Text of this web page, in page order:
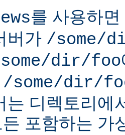
를 사용하
버가 /some/
dir/foo
/some/dir/
는 디렉토리에
포함하는 가